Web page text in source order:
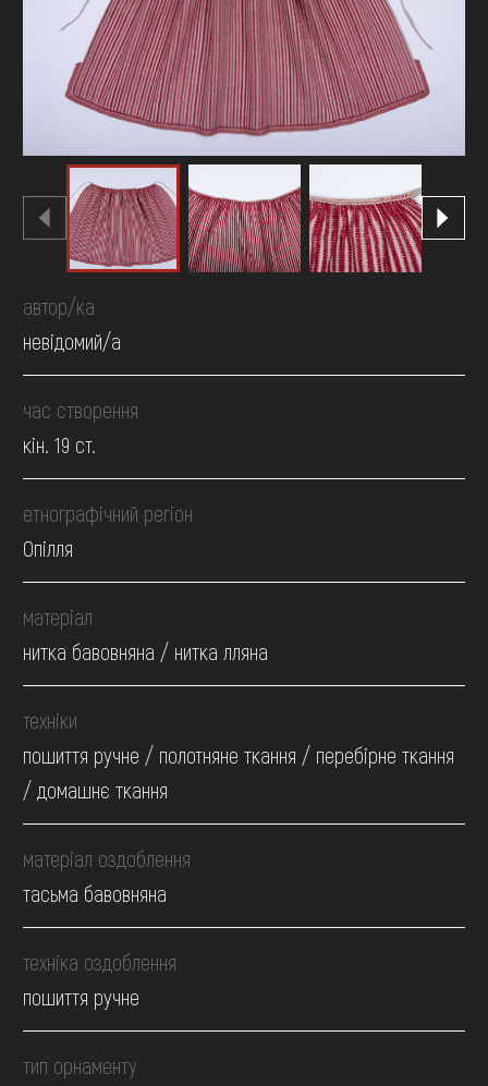
ОНЛАЙН-КРАМНИЦЯ
ПІДТРИМАТИ
автор/ка
невідомий/а
час створення
кін. 19 ст.
етнографічний регіон
Опілля
матеріал
нитка бавовняна / нитка лляна
техніки
пошиття ручне / полотняне ткання / перебірне ткання
/ домашнє ткання
матеріал оздоблення
тасьма бавовняна
техніка оздоблення
пошиття ручне
тип орнаменту